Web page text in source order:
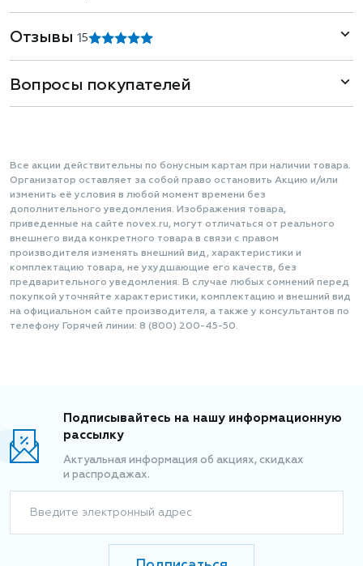
Отзывы1 5
Вопросы покупателей
Все акции действительны по бонусным картам при наличии товара.
Организатор оставляет за собой право остановить Акцию и/или
изменить её условия в любой момент времени без
дополнительного уведомления. Изображения товара,
приведенные на сайте novex.ru, могут отличаться от реального
внешнего вида конкретного товара в связи с правом
производителя изменять внешний вид, характеристики и
комплектацию товара, не ухудшающие его качеств, без
предварительного уведомления. В случае любых сомнений перед
покупкой уточняйте характеристики, комплектацию и внешний вид
на официальном сайте производителя, а также у консультантов по
телефону Горячей линии: 8 (800) 200-45-50.
Подписывайтесь на нашу информационную
рассылку
Актуальная информация об акциях, скидках
и распродажах.
Введите электронный адрес